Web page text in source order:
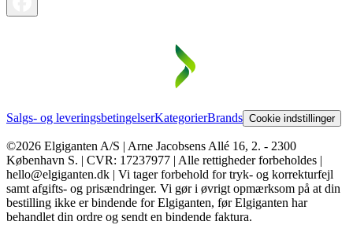
Salgs- og leveringsbetingelserKategorierBrands Cookie indstillinger
©2026 Elgiganten A/S | Arne Jacobsens Allé 16, 2. - 2300
København S. | CVR: 17237977 | Alle rettigheder forbeholdes |
hello@elgiganten.dk | Vi tager forbehold for tryk- og korrekturfejl
samt afgifts- og prisændringer. Vi gør i øvrigt opmærksom på at din
bestilling ikke er bindende for Elgiganten, før Elgiganten har
behandlet din ordre og sendt en bindende faktura.